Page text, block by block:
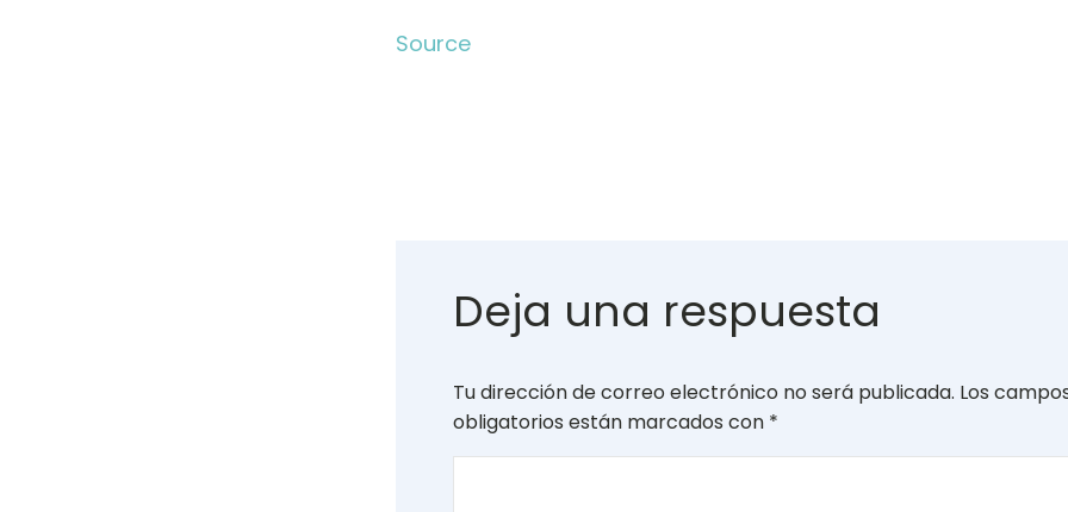
Source
Deja una respuesta
Tu dirección de correo electrónico no será publicada. Los
obligatorios están marcados con *